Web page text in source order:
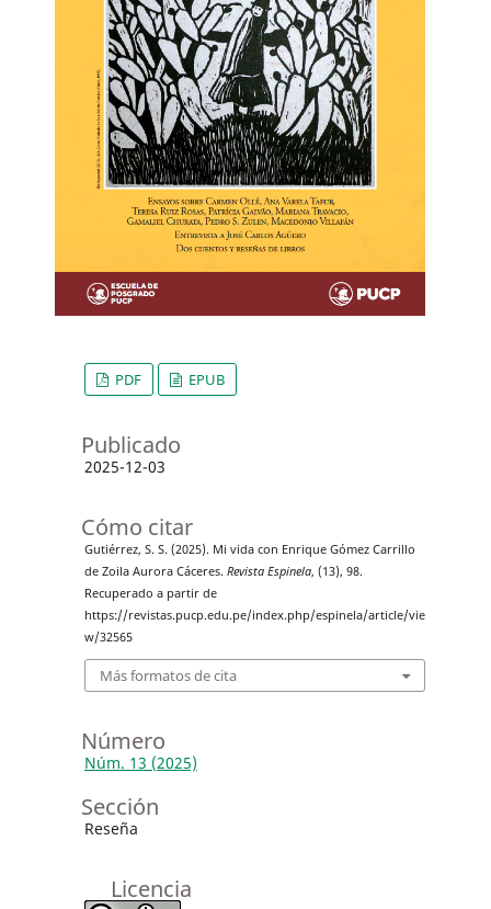
PDF EPUB
Publicado
2025-12-03
Cómo citar
Gutiérrez, S. S. (2025). Mi vida con Enrique Gómez Carrillo
de Zoila Aurora Cáceres. Revista Espinela, (13), 98.
Recuperado a partir de
https://revistas.pucp.edu.pe/index.php/espinela/article/vie
w/32565
Más formatos de cita
Número
Núm. 13 (2025)
Sección
Reseña
Licencia